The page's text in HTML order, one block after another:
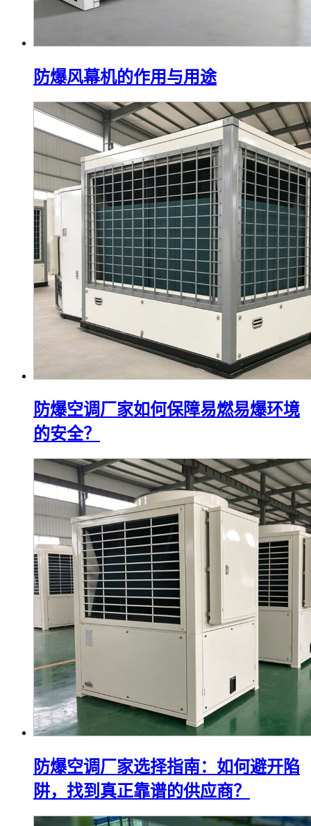
防爆风幕机的作用与用途
防爆空调厂家如何保障易燃易爆环境
的安全？
防爆空调厂家选择指南：如何避开陷
阱，找到真正靠谱的供应商？